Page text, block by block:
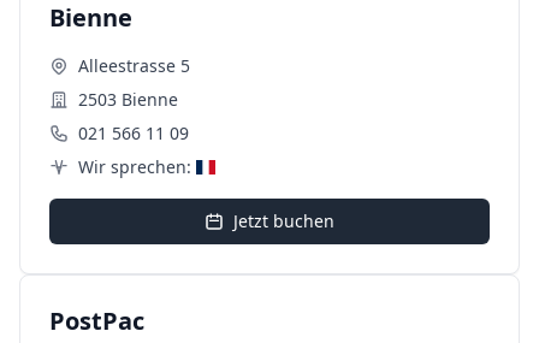
Bienne
Alleestrasse 5
2503 Bienne
021 566 11 09
Wir sprechen:
Jetzt buchen
PostPac